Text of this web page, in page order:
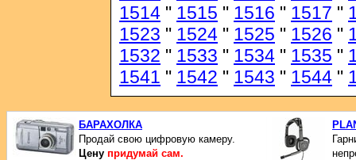
1514 " 1515 " 1516 " 1517 "
1523 " 1524 " 1525 " 1526 "
1532 " 1533 " 1534 " 1535 "
1541 " 1542 " 1543 " 1544 "
БАРАХОЛКА
Продай свою цифровую камеру.
Цену придумай сам.